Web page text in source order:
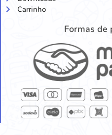
Carrinho
Formas de